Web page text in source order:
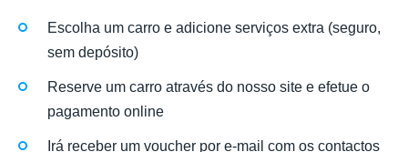
Escolha um carro e adicione serviços extra (seguro,
sem depósito)
Reserve um carro através do nosso site e efetue o
pagamento online
Irá receber um voucher por e-mail com os contactos